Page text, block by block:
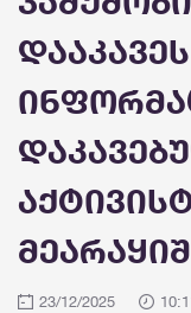
23/12/2025